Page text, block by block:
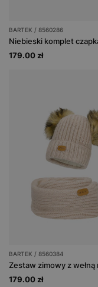
BARTEK / 8560286
179.00 zł
BARTEK / 8560384
179.00 zł